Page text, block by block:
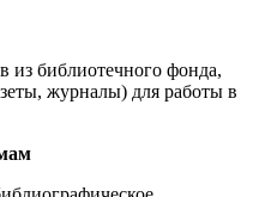
из библиотечного фонда,
журналы) для работы в